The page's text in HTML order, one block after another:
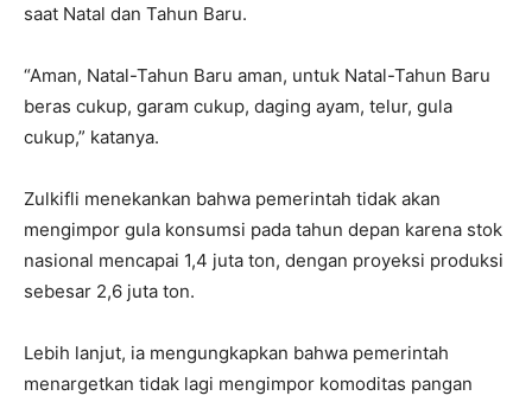
saat Natal dan Tahun Baru.
“Aman, Natal-Tahun Baru aman, untuk Natal-Tahun Baru
beras cukup, garam cukup, daging ayam, telur, gula
cukup,” katanya.
Zulkifli menekankan bahwa pemerintah tidak akan
mengimpor gula konsumsi pada tahun depan karena stok
nasional mencapai 1,4 juta ton, dengan proyeksi produksi
sebesar 2,6 juta ton.
Lebih lanjut, ia mengungkapkan bahwa pemerintah
menargetkan tidak lagi mengimpor komoditas pangan